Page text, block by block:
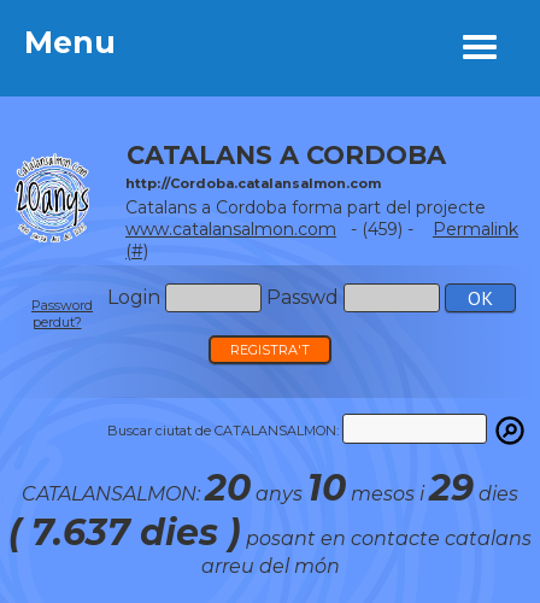
Menu
CATALANS A CORDOBA
http://Cordoba.catalansalmon.com
Catalans a Cordoba forma part del projecte
www.catalansalmon.com - (459) -
Permalink
(#)
Login Passwd
Password
perdut?
REGISTRA'T
Buscar ciutat de CATALANSALMON:
CATALANSALMON:20 anys 10 mesos i29 dies
( 7.637 dies ) posant en contacte catalans
arreu del món
Menu